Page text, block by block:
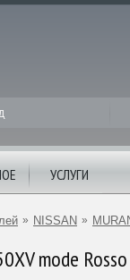
УСЛУГИ
» NISSAN »
mode